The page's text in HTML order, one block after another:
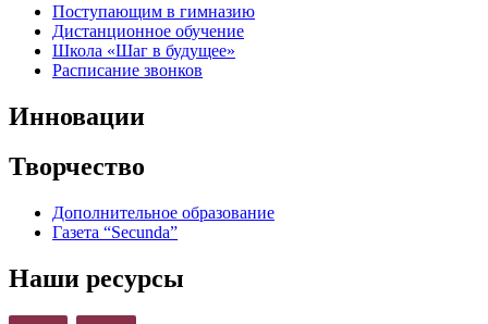
Поступающим в гимназию
Дистанционное обучение
Школа «Шаг в будущее»
Расписание звонков
Инновации
Творчество
Дополнительное образование
Газета “Secunda”
Наши ресурсы